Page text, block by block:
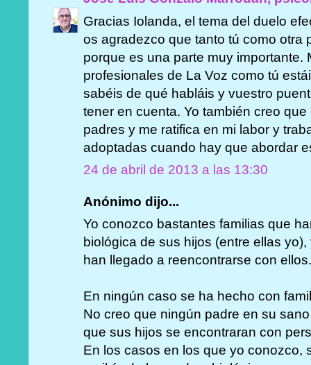
Gracias Iolanda, el tema del duelo
os agradezco que tanto tú como otra
porque es una parte muy importante.
profesionales de La Voz como tú
sabéis de qué habláis y vuestro
tener en cuenta. Yo también creo
padres y me ratifica en mi labor y
adoptadas cuando hay que abordar
24 de abril de 2013 a las 13:30
Anónimo dijo...
Yo conozco bastantes familias que
biológica de sus hijos (entre ellas
han llegado a reencontrarse con
En ningún caso se ha hecho con
No creo que ningún padre en su
que sus hijos se encontraran con
En los casos en los que yo conozco,